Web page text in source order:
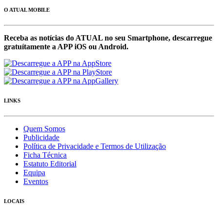
O ATUAL MOBILE
Receba as notícias do ATUAL no seu Smartphone, descarregue
gratuítamente a APP iOS ou Android.
LINKS
Quem Somos
Publicidade
Política de Privacidade e Termos de Utilização
Ficha Técnica
Estatuto Editorial
Equipa
Eventos
LOCAIS